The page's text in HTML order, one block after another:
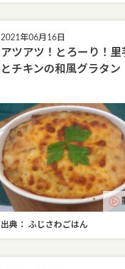
2021年06月16日
アツアツ！とろーり！里
とチキンの和風グラタン
出典： ふじさわごはん